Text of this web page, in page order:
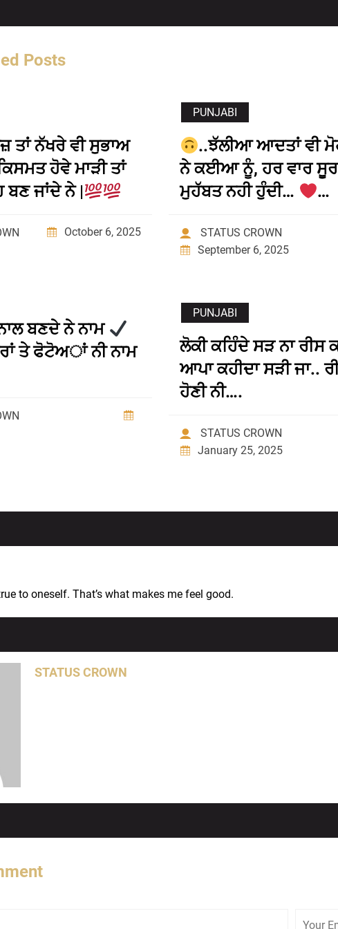
Posts
ਤਾਂ ਨੱਖਰੇ ਵੀ ਸੁਭਾਅ
ਹੋਵੇ ਮਾੜੀ ਤਾਂ
ਬਣ ਜਾਂਦੇ ਨੇ |
October 6, 2025
PUNJABI
..ਝੱਲੀਆ ਆਦਤਾਂ ਵੀ
ਨੇ ਕਈਆ ਨੂੰ, ਹਰ ਵਾਰ
ਮੁਹੱਬਤ ਨਹੀ ਹੁੰਦੀ…
…
STATUS CROWN
September 6, 2025
ਬਣਦੇ ਨੇ ਨਾਮ
ਤੇ ਫੋਟੋਅਾਂ ਨੀ ਨਾਮ
PUNJABI
ਲੋਕੀ ਕਹਿੰਦੇ ਸੜ ਨਾ ਰੀਸ
ਆਪਾ ਕਹੀਦਾ ਸੜੀ ਜਾ..
ਹੋਣੀ ਨੀ….
STATUS CROWN
January 25, 2025
to oneself. That’s what makes me feel good.
STATUS CROWN